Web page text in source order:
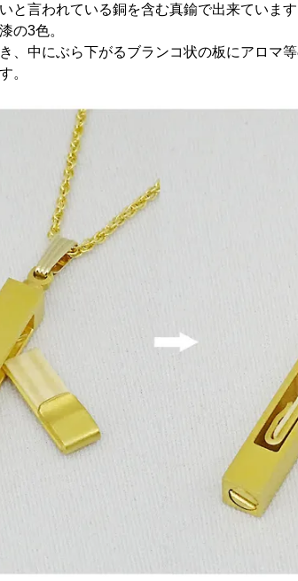
と言われている銅を含む真鍮で出来ています
の3色。
、中にぶら下がるブランコ状の板にアロマ
。